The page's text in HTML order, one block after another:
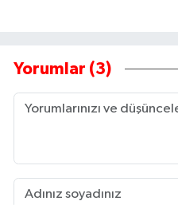
Yorumlar (3)